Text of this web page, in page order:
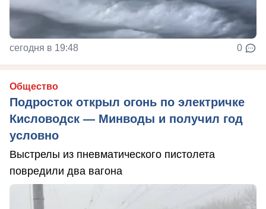
сегодня в 19:48 0
Общество
Подросток открыл огонь по электричке
Кисловодск — Минводы и получил год
условно
Выстрелы из пневматического пистолета
повредили два вагона